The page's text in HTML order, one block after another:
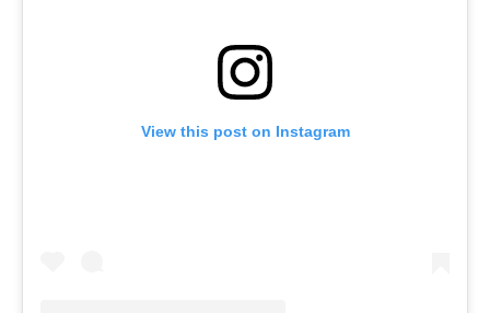
View this post on Instagram